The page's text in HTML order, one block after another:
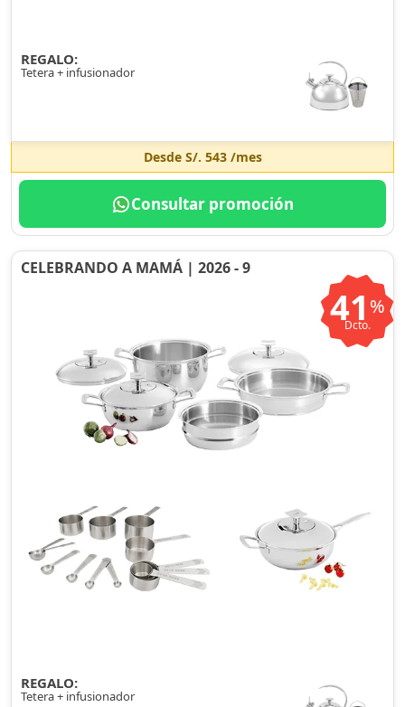
REGALO:
Tetera + infusionador
Desde S/. 543/mes
Consultar promoción
CELEBRANDO A MAMÁ | 2026 - 9
41 %
Dcto.
REGALO:
Tetera + infusionador